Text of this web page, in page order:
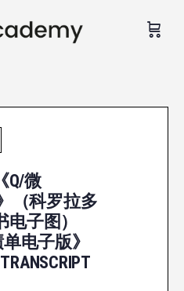
Q/微
（科罗拉多
子图）
单电子版》